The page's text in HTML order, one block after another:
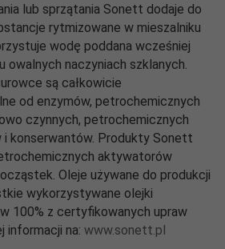
lub sprzątania Sonett dodaje do
rytmizowane w mieszalniku
wodę poddana wcześniej
owalnych naczyniach szklanych.
są całkowicie
od enzymów, petrochemicznych
czynnych, petrochemicznych
i konserwantów. Produkty Sonett
aktywatorów
Oleje używane do produkcji
wykorzystywane olejki
100% z certyfikowanych upraw
informacji na: www.sonett.pl